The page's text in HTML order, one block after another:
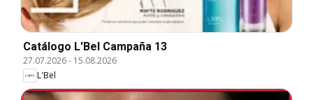
Catálogo L'Bel Campaña 13
27.07.2026- 15.08.2026
L'Bel